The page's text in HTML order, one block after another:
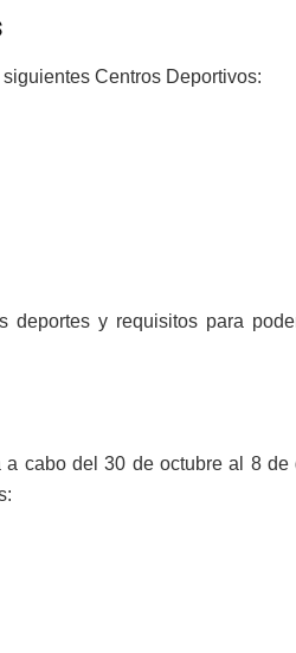
Centros Deportivos:
deportes y requisitos para
cabo del 30 de octubre al 8